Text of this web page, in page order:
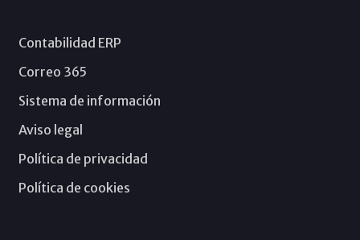
Contabilidad ERP
Correo 365
Sistema de información
Aviso legal
Política de privacidad
Política de cookies